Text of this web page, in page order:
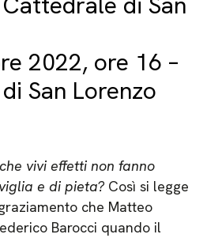
2022, ore 16 –
San Lorenzo
vivi effetti non fanno
e di pieta? Così si legge
che Matteo
Barocci quando il